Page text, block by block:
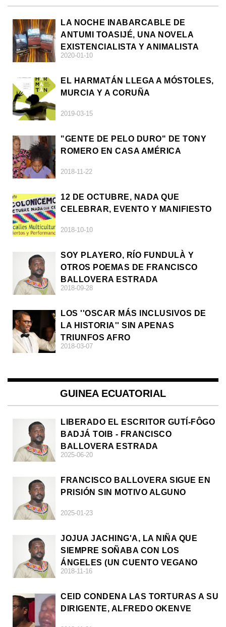
LA NOCHE INABARCABLE DE
ANTUMI TOASIJÉ, UNA NOVELA
EXISTENCIALISTA Y ANIMALISTA
2020-01-10
EL HARMATÁN LLEGA A MÓSTOLES,
MURCIA Y A CORUÑA
2019-03-15
"GENTE DE PELO DURO" DE TONY
ROMERO EN CASA AMÉRICA
2018-11-22
12 DE OCTUBRE, NADA QUE
CELEBRAR, EVENTO Y MANIFIESTO
2018-10-10
SOY PLAYERO, RÍO FUNDULÀ Y
OTROS POEMAS DE FRANCISCO
BALLOVERA ESTRADA
2018-09-28
LOS ''OSCAR MÁS INCLUSIVOS DE
LA HISTORIA'' SIN APENAS
TRIUNFOS AFRO
2018-03-07
GUINEA ECUATORIAL
LIBERADO EL ESCRITOR GUTÍ-FÔGO
BADJÁ TOIB - FRANCISCO
BALLOVERA ESTRADA
2025-06-20
FRANCISCO BALLOVERA SIGUE EN
PRISIÓN SIN MOTIVO ALGUNO
2025-01-23
JOJUA JACHING'A, LA NIÑA QUE
SIEMPRE SOÑABA CON LOS
ÁNGELES (UN CUENTO VEGANO
AFRICANO)
2018-11-16
CEID CONDENA LAS TORTURAS A SU
DIRIGENTE, ALFREDO OKENVE